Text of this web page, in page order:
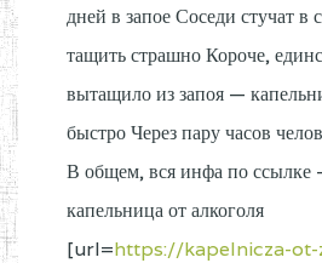
дней в запое Соседи стучат в
тащить страшно Короче,
вытащило из запоя —
быстро Через пару часов
В общем, вся инфа по ссылке
капельница от алкоголя
[url=https://kapelnicza-ot-